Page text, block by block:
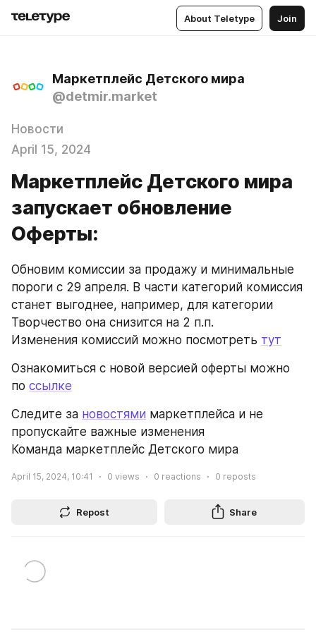
About Teletype Join
Маркетплейс Детского мира
@detmir.market
Новости
April 15, 2024
Маркетплейс Детского мира
запускает обновление
Оферты:
Обновим комиссии за продажу и минимальные
пороги с 29 апреля. В части категорий комиссия
станет выгоднее, например, для категории
Творчество она снизится на 2 п.п.
Изменения комиссий можно посмотреть тут
Ознакомиться с новой версией оферты можно
по ссылке
Следите за новостями маркетплейса и не
пропускайте важные изменения
Команда маркетплейс Детского мира
April 15, 2024, 10:41 0 views 0 reactions 0 reposts
Repost Share